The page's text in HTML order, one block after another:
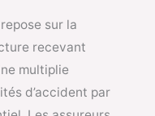
sur la
recevant
multiplie
d’accident par